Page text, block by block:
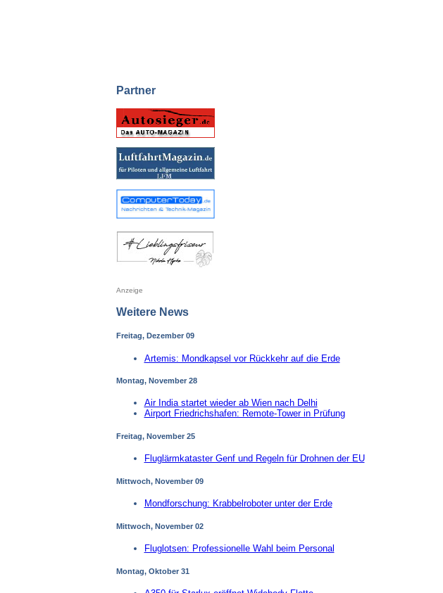
Partner
Anzeige
Weitere News
Freitag, Dezember 09
Artemis: Mondkapsel vor Rückkehr auf die Erde
Montag, November 28
Air India startet wieder ab Wien nach Delhi
Airport Friedrichshafen: Remote-Tower in Prüfung
Freitag, November 25
Fluglärmkataster Genf und Regeln für Drohnen der EU
Mittwoch, November 09
Mondforschung: Krabbelroboter unter der Erde
Mittwoch, November 02
Fluglotsen: Professionelle Wahl beim Personal
Montag, Oktober 31